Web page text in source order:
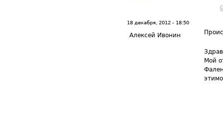
18 декабря, 2012 - 18:50
Алексей Ивонин
Мой